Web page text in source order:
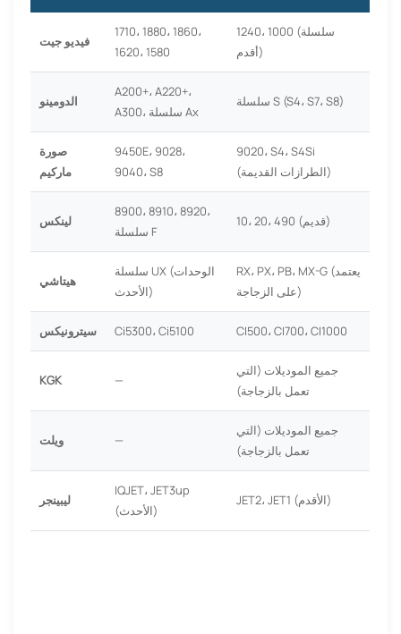
فيديو جيت
1710، 1880، 1860،
1620، 1580
1240، 1000 (سلسلة
أقدم)
الدومينو
A200+، A220+،
A300، سلسلة Ax
سلسلة S (S4، S7، S8)
صورة
ماركيم
9450E، 9028،
9040، S8
9020، S4، S4Si
(الطرازات القديمة)
لينكس
8900، 8910، 8920،
سلسلة F
10، 20، 490 (قديم)
هيتاشي
سلسلة UX (الوحدات
الأحدث)
RX، PX، PB، MX-G (يعتمد
على الزجاجة)
سيترونيكس Ci5300، Ci5100 CI500، CI700، CI1000
KGK —
جميع الموديلات (التي
تعمل بالزجاجة)
ويلت —
جميع الموديلات (التي
تعمل بالزجاجة)
ليبينجر
IQJET، JET3up
(الأحدث)
JET2، JET1 (الأقدم)